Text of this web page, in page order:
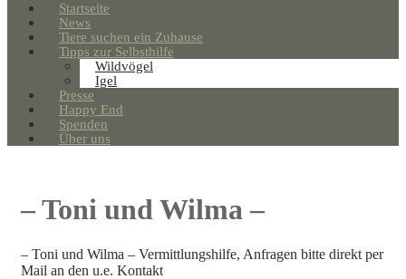
Startseite
News
Tiere suchen ein Zuhause
Tipps zur Selbsthilfe
Wildvögel
Igel
Presse
Happy End
Spenden
Über uns
– Toni und Wilma –
– Toni und Wilma – Vermittlungshilfe, Anfragen bitte direkt per
Mail an den u.e. Kontakt